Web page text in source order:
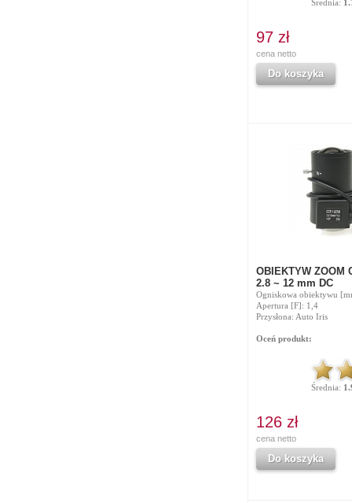
Średnia:
97 zł
cena netto
Do koszyka
OBIEKTYW ZOOM
2.8 ~ 12 mm DC
Ogniskowa obiektywu
Apertura [F]: 1,4
Przysłona: Auto Iris
Oceń produkt:
Średnia:
126 zł
cena netto
Do koszyka